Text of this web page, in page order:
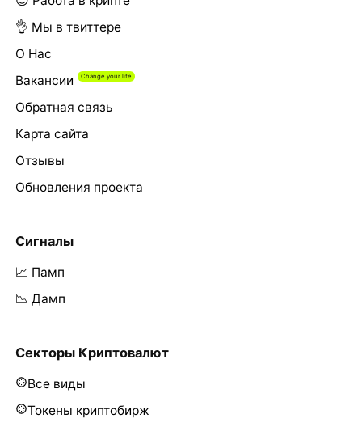
👌 Мы в твиттере
О Нас
Вакансии
Обратная связь
Карта сайта
Отзывы
Обновления проекта
Сигналы
📈 Памп
📉 Дамп
Секторы Криптовалют
Все виды
Токены криптобирж